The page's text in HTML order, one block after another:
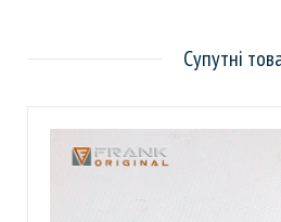
Супутні